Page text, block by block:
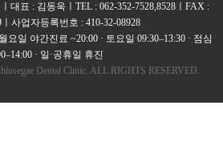
대표 : 김동욱ㅣTEL : 062-352-7528,8528ㅣFAX :
ㅣ사업자등록번호 : 410-32-08928
요일 야간진료 ~20:00 · 토요일 09:30–13:30 · 점심
· 일·공휴일 휴진
Dental Clinic. ALL RIGHTS RESERVED.